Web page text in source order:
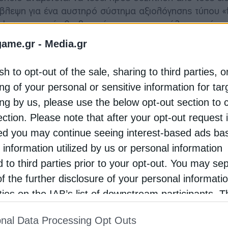
- Media.gr
to opt-out of the sale, sharing to third parties,
of your personal or sensitive information for
by us, please use the below opt-out section to
Please note that after your opt-out request
you may continue seeing interest-based ads
information utilized by us or personal information
to third parties prior to your opt-out. You may
the further disclosure of your personal
on the IAB’s list of downstream participants.
of Downstream Participantsthat may further
Data Processing Opt Outs
για ένα αυστηρό σύστημα αξιολόγησης τύπου
το οποίο θα βασιζόταν στην κατανάλωση
και δεσμευτικό σύστημα κατάταξης που θα
κάτι που θα καθιστούσε άμεσα
προβλέπει πιο ευέλικτο πλαίσιο για την
να χρησιμοποιούν ευρύτερα εργαλεία, όπως
τους αποτύπωμα, ακόμη και όταν η κατανάλωση
κανόνας της ΕΕ για τα data
ότι οι εκπομπές από ορυκτά καύσιμα θα
καθαρής ενέργειας από έργα της τελευταίας
και γεωγραφικά στην κατανάλωση των data
του κλάδου, μεταξύ των οποίων η Amazon
αντέδρασαν και άσκησαν πιέσεις στις